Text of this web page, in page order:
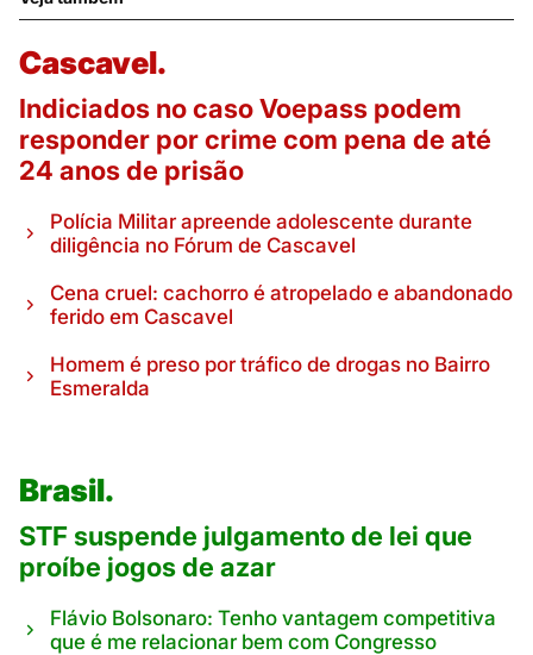
Cascavel.
Indiciados no caso Voepass podem
responder por crime com pena de até
24 anos de prisão
Polícia Militar apreende adolescente durante
diligência no Fórum de Cascavel
Cena cruel: cachorro é atropelado e abandonado
ferido em Cascavel
Homem é preso por tráfico de drogas no Bairro
Esmeralda
Brasil.
STF suspende julgamento de lei que
proíbe jogos de azar
Flávio Bolsonaro: Tenho vantagem competitiva
que é me relacionar bem com Congresso